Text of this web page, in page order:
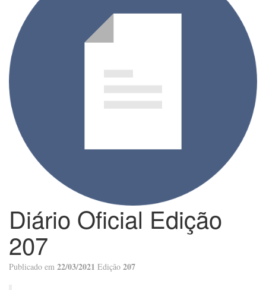
Diário Oficial Edição
207
Publicado em 22/03/2021 Edição 207